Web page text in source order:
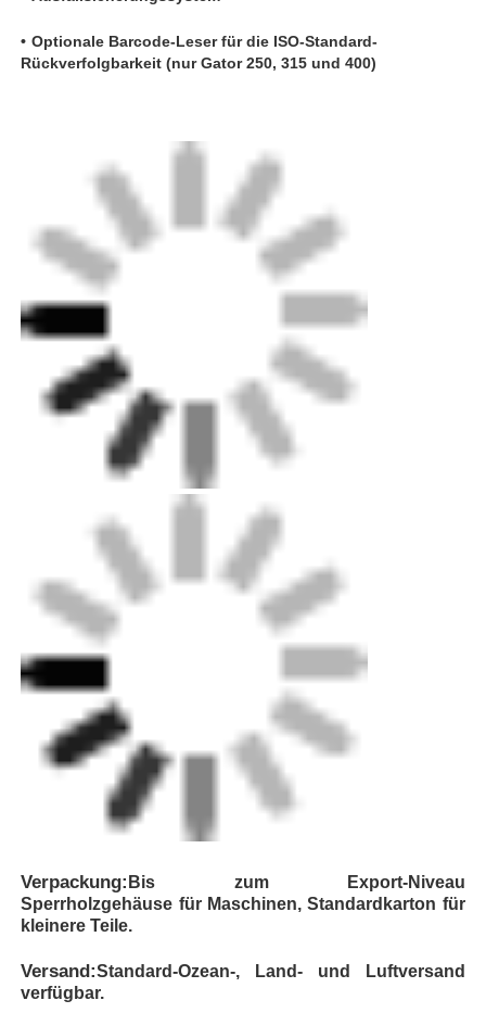
CNC-Stumpfschweißmaschine
Verpackung:
Bis zum Export-Niveau
Sperrholzgehäuse für Maschinen, Standardkarton für
kleinere Teile.
Versand:Standard-Ozean-, Land- und Luftversand
verfügbar.